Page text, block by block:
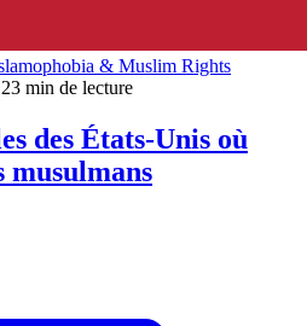
& Muslim Rights
23 min de lecture
des États-Unis où
musulmans